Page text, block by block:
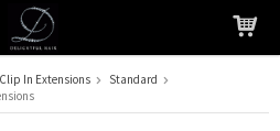
in Ihren Warenkorb gelegt
Clip In Extensions
Standard